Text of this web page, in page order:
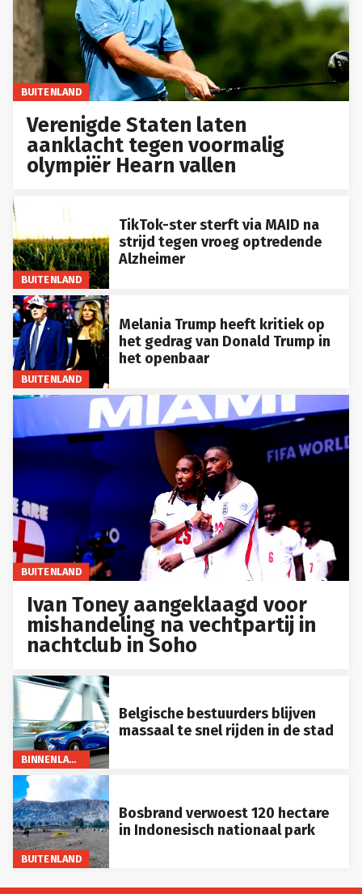
BUITENLAND
Verenigde Staten laten
aanklacht tegen voormalig
olympiër Hearn vallen
BUITENLAND
TikTok-ster sterft via MAID na
strijd tegen vroeg optredende
Alzheimer
BUITENLAND
Melania Trump heeft kritiek op
het gedrag van Donald Trump in
het openbaar
BUITENLAND
Ivan Toney aangeklaagd voor
mishandeling na vechtpartij in
nachtclub in Soho
BINNENLAND
Belgische bestuurders blijven
massaal te snel rijden in de stad
BUITENLAND
Bosbrand verwoest 120 hectare
in Indonesisch nationaal park